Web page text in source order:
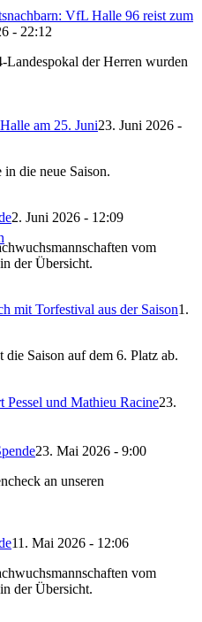
VfL Halle 96 reist zum
- 22:12
Landespokal der Herren wurden
am 25. Juni23. Juni 2026 -
die neue Saison.
2. Juni 2026 - 12:09
vom
der Übersicht.
mit Torfestival aus der Saison1.
Saison auf dem 6. Platz ab.
Pessel und Mathieu Racine23.
23. Mai 2026 - 9:00
an unseren
11. Mai 2026 - 12:06
vom
der Übersicht.